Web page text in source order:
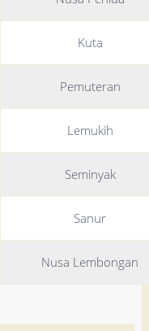
Kuta
Pemuteran
Lemukih
Seminyak
Sanur
Nusa Lembongan